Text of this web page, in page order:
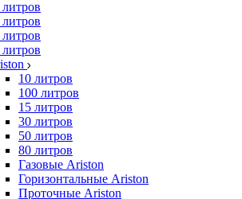
литров
10 литров
100 литров
15 литров
30 литров
50 литров
80 литров
Газовые Ariston
Горизонтальные Ariston
Проточные Ariston